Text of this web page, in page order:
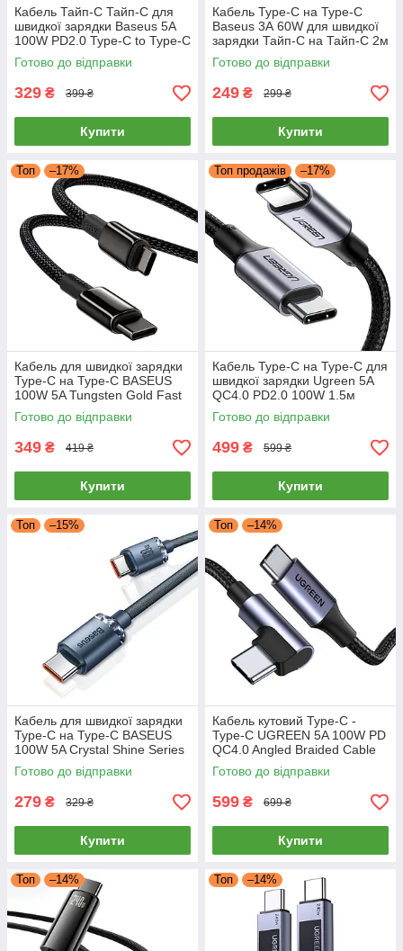
Кабель Тайп-C Тайп-C для
швидкої зарядки Baseus 5A
100W PD2.0 Type-C to Type-C
Cafule Metal 1м (чорний)
Готово до відправки
329 ₴ 399 ₴
Купити
Кабель Type-C на Type-C
Baseus 3А 60W для швидкої
зарядки Тайп-С на Тайп-С 2м
(чорний)
Готово до відправки
249 ₴ 299 ₴
Купити
Топ –17%
Кабель для швидкої зарядки
Type-C на Type-C BASEUS
100W 5A Tungsten Gold Fast
Charging Data Cable 2м
(чорний)
Готово до відправки
349 ₴ 419 ₴
Купити
Топ продажів –17%
Кабель Type-C на Type-C для
швидкої зарядки Ugreen 5A
QC4.0 PD2.0 100W 1.5м
(чорний) US316
Готово до відправки
499 ₴ 599 ₴
Купити
Топ –15%
Кабель для швидкої зарядки
Type-C на Type-C BASEUS
100W 5A Crystal Shine Series
1.2м (чорний)
Готово до відправки
279 ₴ 329 ₴
Купити
Топ –14%
Кабель кутовий Type-C -
Type-C UGREEN 5A 100W PD
QC4.0 Angled Braided Cable
with Alum Shell 1м (чорний)
US334
Готово до відправки
599 ₴ 699 ₴
Купити
Топ –14% Топ –14%